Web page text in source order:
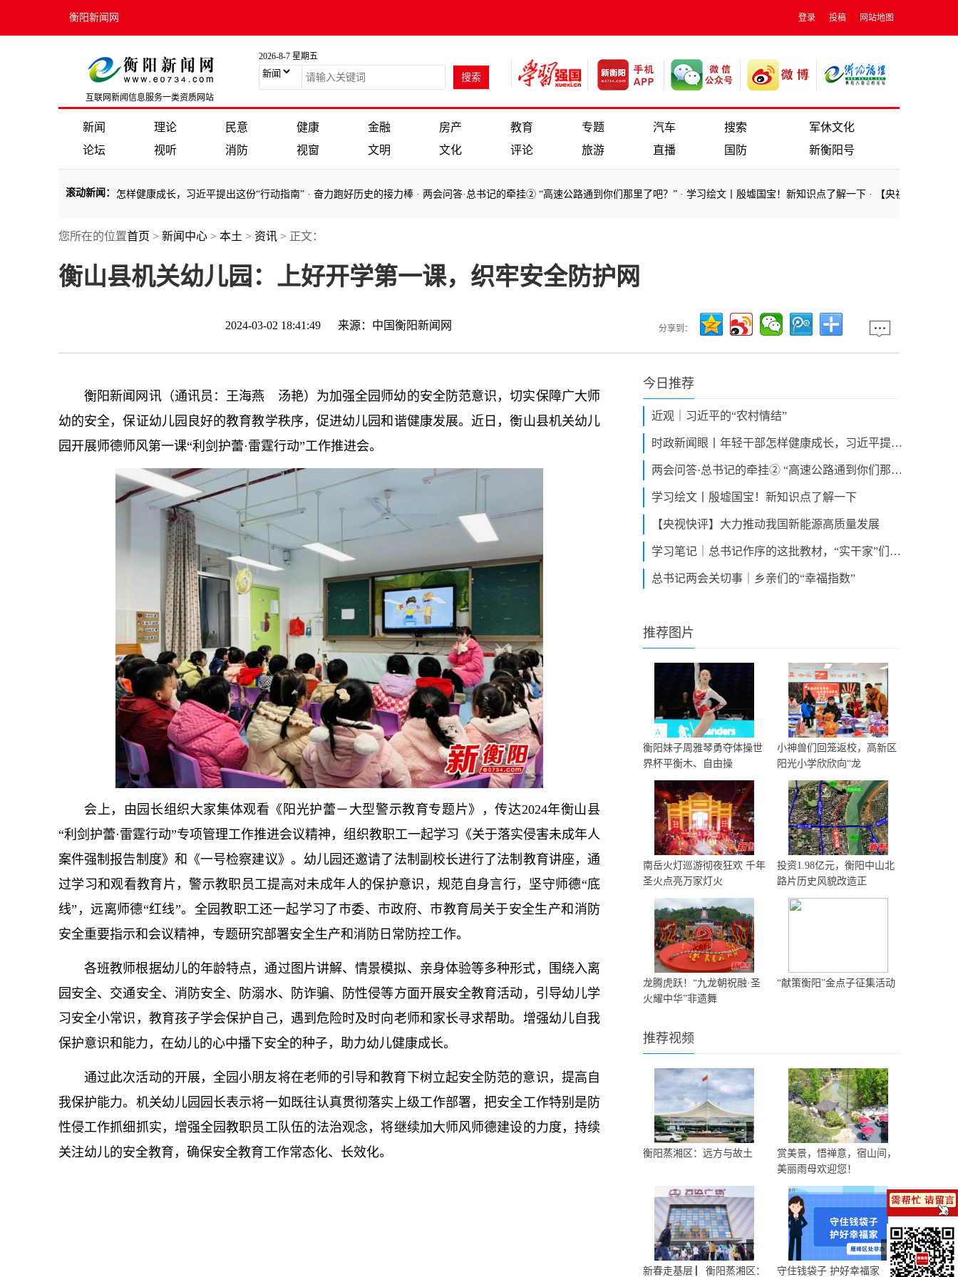
衡阳新闻网 登录 投稿 网站地图
互联网新闻信息服务一类资质网站
2026-8-7 星期五
新闻 理论 民意 健康 金融 房产 教育 专题 汽车 搜索
军休文化
论坛
视听 消防 视窗 文明 文化 评论 旅游 直播 国防 新衡阳号
滚动新闻 ：
政新闻眼丨年轻干部怎样健康成长，习近平提出这份“行动指南”·奋力跑好历史的接力棒·两会问答·总书记的牵挂② “高速公路通到你们那里了吧？”· 学习绘文丨殷墟国宝！新知识点了解一下· 【央视快评】大力推
政新闻眼丨年轻干部怎样健康成长，习近平提出这份“行动指南” ·奋力跑好历史的接力棒
您所在的位置首页 > 新闻中心 > 本土 > 资讯 > 正文：
衡山县机关幼儿园：上好开学第一课，织牢安全防护网
2024-03-02 18:41:49 来源： 中国衡阳新闻网 分享到：
衡阳新闻网讯（通讯员：王海燕 汤艳）为加强全园师幼的安全防范意识，切实保障广大师
幼的安全，保证幼儿园良好的教育教学秩序，促进幼儿园和谐健康发展。近日，衡山县机关幼儿
园开展师德师风第一课“利剑护蕾·雷霆行动”工作推进会。
会上，由园长组织大家集体观看《阳光护蕾－大型警示教育专题片》，传达2024年衡山县
“利剑护蕾·雷霆行动”专项管理工作推进会议精神，组织教职工一起学习《关于落实侵害未成年人
案件强制报告制度》和《一号检察建议》。幼儿园还邀请了法制副校长进行了法制教育讲座，通
过学习和观看教育片，警示教职员工提高对未成年人的保护意识，规范自身言行，坚守师德“底
线”，远离师德“红线”。全园教职工还一起学习了市委、市政府、市教育局关于安全生产和消防
安全重要指示和会议精神，专题研究部署安全生产和消防日常防控工作。
各班教师根据幼儿的年龄特点，通过图片讲解、情景模拟、亲身体验等多种形式，围绕入离
园安全、交通安全、消防安全、防溺水、防诈骗、防性侵等方面开展安全教育活动，引导幼儿学
习安全小常识，教育孩子学会保护自己，遇到危险时及时向老师和家长寻求帮助。增强幼儿自我
保护意识和能力，在幼儿的心中播下安全的种子，助力幼儿健康成长。
通过此次活动的开展，全园小朋友将在老师的引导和教育下树立起安全防范的意识，提高自
我保护能力。机关幼儿园园长表示将一如既往认真贯彻落实上级工作部署，把安全工作特别是防
性侵工作抓细抓实，增强全园教职员工队伍的法治观念，将继续加大师风师德建设的力度，持续
关注幼儿的安全教育，确保安全教育工作常态化、长效化。
今日推荐
近观｜习近平的“农村情结”
时政新闻眼丨年轻干部怎样健康成长，习近平提出这份“行动指南”
两会问答·总书记的牵挂② “高速公路通到你们那里了吧？”
学习绘文丨殷墟国宝！新知识点了解一下
【央视快评】大力推动我国新能源高质量发展
学习笔记｜总书记作序的这批教材，“实干家”们如何用？
总书记两会关切事｜乡亲们的“幸福指数”
推荐图片
衡阳妹子周雅琴勇夺体操世
界杯平衡木、自由操
小神兽们回笼返校，高新区
阳光小学欣欣向“龙
南岳火灯巡游彻夜狂欢 千年
圣火点亮万家灯火
投资1.98亿元，衡阳中山北
路片历史风貌改造正
龙腾虎跃！“九龙朝祝融·圣
火耀中华”非遗舞
“献策衡阳”金点子征集活动
推荐视频
衡阳蒸湘区：远方与故土
赏美景，悟禅意，宿山间，
美丽雨母欢迎您！
新春走基层 ▏衡阳蒸湘区： 守住钱袋子 护好幸福家